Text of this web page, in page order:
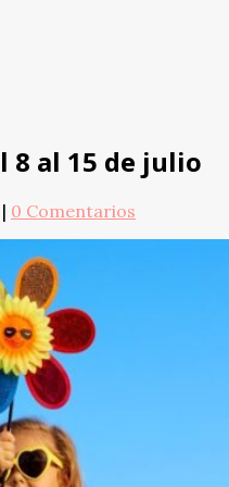
8 al 15 de julio
| 0 Comentarios